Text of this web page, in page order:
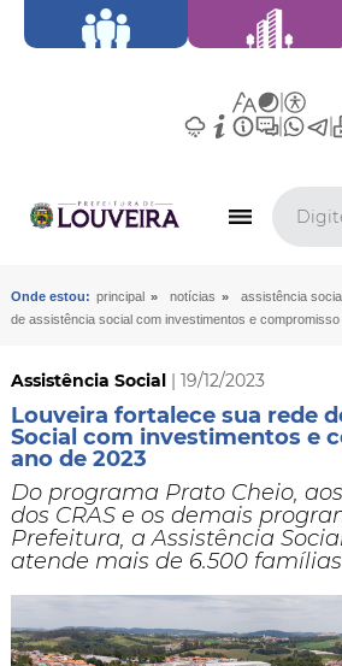
Onde estou: principal » notícias » assistência
de assistência social com investimentos e
Assistência Social| 19/12/2023
Louveira fortalece sua rede
Social com investimentos e
ano de 2023
Do programa Prato Cheio,
dos CRAS e os demais
Prefeitura, a Assistência
atende mais de 6.500 famílias